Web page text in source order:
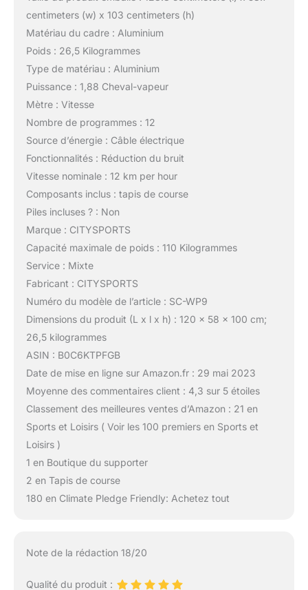
centimeters (w) x 103 centimeters (h)
Matériau du cadre : Aluminium
Poids : 26,5 Kilogrammes
Type de matériau : Aluminium
Puissance : 1,88 Cheval-vapeur
Mètre : Vitesse
Nombre de programmes : 12
Source d’énergie : Câble électrique
Fonctionnalités : Réduction du bruit
Vitesse nominale : 12 km per hour
Composants inclus : tapis de course
Piles incluses ? : Non
Marque : CITYSPORTS
Capacité maximale de poids : 110 Kilogrammes
Service : Mixte
Fabricant : CITYSPORTS
Numéro du modèle de l’article : SC-WP9
Dimensions du produit (L x l x h) : 120 x 58 x 100 cm;
26,5 kilogrammes
ASIN : B0C6KTPFGB
Date de mise en ligne sur Amazon.fr : 29 mai 2023
Moyenne des commentaires client : 4,3 sur 5 étoiles
Classement des meilleures ventes d’Amazon : 21 en
Sports et Loisirs ( Voir les 100 premiers en Sports et
Loisirs )
1 en Boutique du supporter
2 en Tapis de course
180 en Climate Pledge Friendly: Achetez tout
Note de la rédaction 18/20
Qualité du produit :